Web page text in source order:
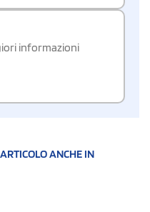
informazioni
ANCHE IN